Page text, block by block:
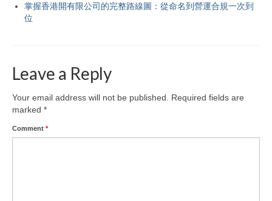
掌握香港開有限公司的完整路線圖：從命名到營運合規一次到
位
Leave a Reply
Your email address will not be published.
Required fields are
marked *
Comment *